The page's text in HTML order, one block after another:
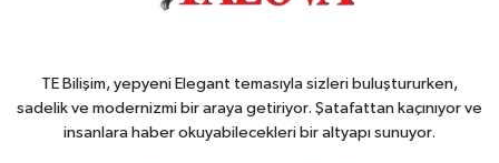
TE Bilişim, yepyeni Elegant temasıyla sizleri buluştururken,
sadelik ve modernizmi bir araya getiriyor. Şatafattan kaçınıyor ve
insanlara haber okuyabilecekleri bir altyapı sunuyor.